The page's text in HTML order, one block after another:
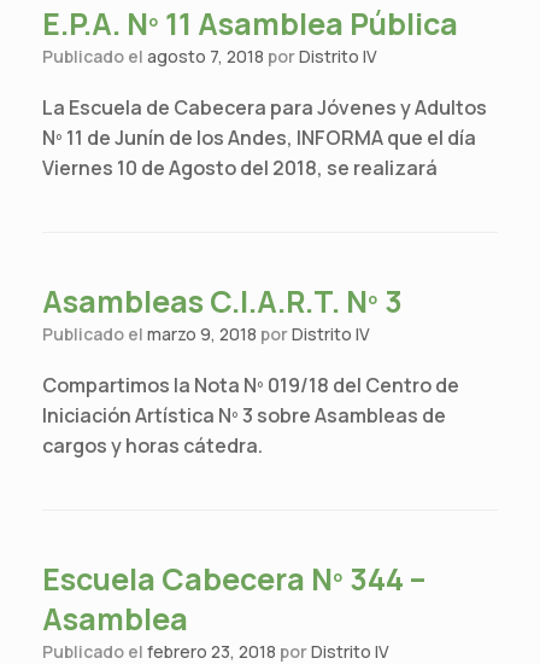
E.P.A. Nº 11 Asamblea Pública
Publicado el agosto 7, 2018 porDistrito IV
La Escuela de Cabecera para Jóvenes y Adultos
Nº 11 de Junín de los Andes, INFORMA que el día
Viernes 10 de Agosto del 2018, se realizará
Asambleas C.I.A.R.T. Nº 3
Publicado el marzo 9, 2018 porDistrito IV
Compartimos la Nota Nº 019/18 del Centro de
Iniciación Artística Nº 3 sobre Asambleas de
cargos y horas cátedra.
Escuela Cabecera Nº 344 –
Asamblea
Publicado el febrero 23, 2018 porDistrito IV